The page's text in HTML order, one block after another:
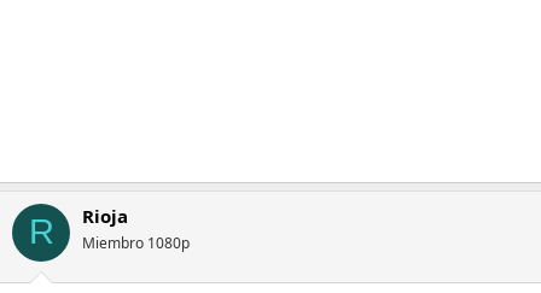
R Rioja
Miembro 1080p